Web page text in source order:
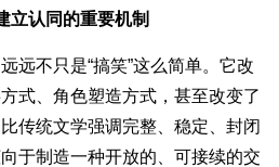
立认同的重要机制
不只是“搞笑”这么简单。它改
式、角色塑造方式，甚至改变了
传统文学强调完整、稳定、封闭
于制造一种开放的、可接续的交